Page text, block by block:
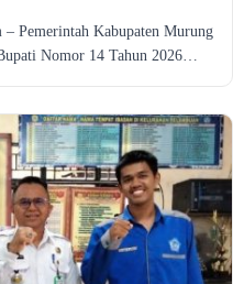
Pemerintah Kabupaten Murung
Nomor 14 Tahun 2026…